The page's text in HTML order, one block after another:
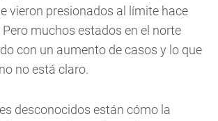
vieron presionados al límite hace
muchos estados en el norte
con un aumento de casos y lo que
no está claro.
desconocidos están cómo la